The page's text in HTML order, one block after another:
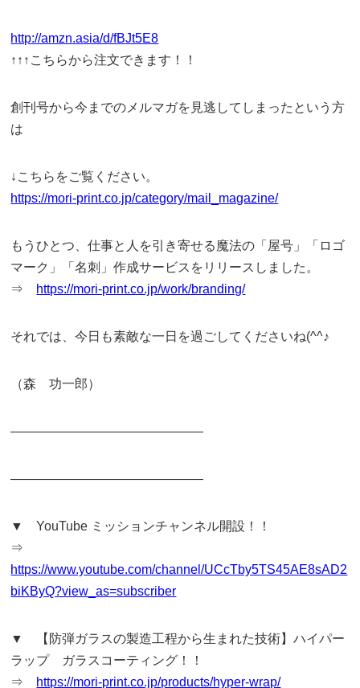
http://amzn.asia/d/fBJt5E8
↑↑↑こちらから注文できます！！
創刊号から今までのメルマガを見逃してしまったという方
は
↓こちらをご覧ください。
https://mori-print.co.jp/category/mail_magazine/
もうひとつ、仕事と人を引き寄せる魔法の「屋号」「ロゴ
マーク」「名刺」作成サービスをリリースしました。
⇒ https://mori-print.co.jp/work/branding/
それでは、今日も素敵な一日を過ごしてくださいね(^^♪
（森 功一郎）
———————————————
———————————————
▼ YouTube ミッションチャンネル開設！！
⇒
https://www.youtube.com/channel/UCcTby5TS45AE8sAD2
biKByQ?view_as=subscriber
▼ 【防弾ガラスの製造工程から生まれた技術】ハイパー
ラップ ガラスコーティング！！
⇒ https://mori-print.co.jp/products/hyper-wrap/